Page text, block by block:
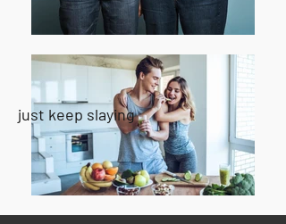
just keep slaying